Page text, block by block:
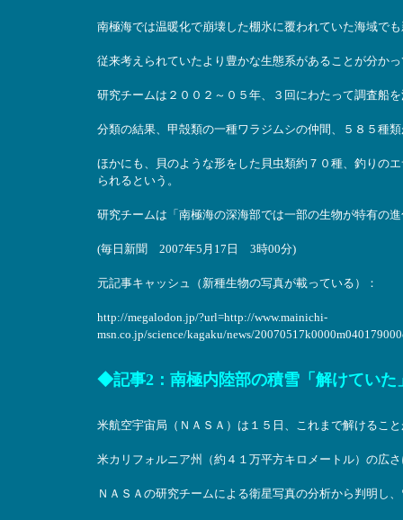
南極海では温暖化で崩壊した棚氷に覆われていた海域で
従来考えられていたより豊かな生態系があることが分か
研究チームは２００２～０５年、３回にわたって調査船
分類の結果、甲殻類の一種ワラジムシの仲間、５８５種
ほかにも、貝のような形をした貝虫類約７０種、釣りの
られるという。
研究チームは「南極海の深海部では一部の生物が特有の
(毎日新聞 2007年5月17日 3時00分)
元記事キャッシュ（新種生物の写真が載っている）：
http://megalodon.jp/?url=http://www.mainichi-
msn.co.jp/science/kagaku/news/
◆記事2：南極内陸部の積雪「解けてい
米航空宇宙局（ＮＡＳＡ）は１５日、これまで解けるこ
米カリフォルニア州（約４１万平方キロメートル）の広
ＮＡＳＡの研究チームによる衛星写真の分析から判明し